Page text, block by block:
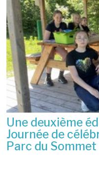
Une deuxième
Journée de
Parc du Sommet